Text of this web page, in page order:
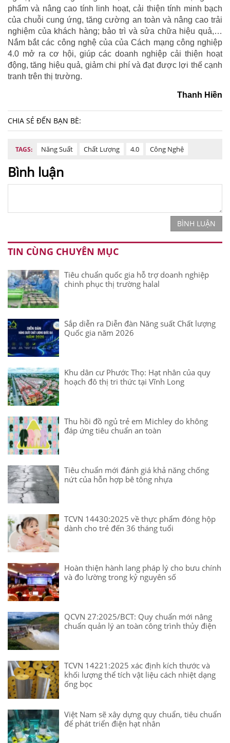
phẩm và nâng cao tính linh hoạt, cải thiện tính minh bạch
của chuỗi cung ứng, tăng cường an toàn và nâng cao trải
nghiệm của khách hàng; bảo trì và sửa chữa hiệu quả,…
Nắm bắt các công nghệ của của Cách mạng công nghiệp
4.0 mở ra cơ hội, giúp các doanh nghiệp cải thiện hoạt
động, tăng hiệu quả, giảm chi phí và đạt được lợi thế cạnh
tranh trên thị trường.
Thanh Hiền
CHIA SẺ ĐẾN BẠN BÈ:
TAGS: Năng Suất Chất Lượng 4.0 Công Nghệ
Bình luận
BÌNH LUẬN
TIN CÙNG CHUYÊN MỤC
Tiêu chuẩn quốc gia hỗ trợ doanh nghiệp
chinh phục thị trường halal
Sắp diễn ra Diễn đàn Năng suất Chất lượng
Quốc gia năm 2026
Khu dân cư Phước Thọ: Hạt nhân của quy
hoạch đô thị tri thức tại Vĩnh Long
Thu hồi đồ ngủ trẻ em Michley do không
đáp ứng tiêu chuẩn an toàn
Tiêu chuẩn mới đánh giá khả năng chống
nứt của hỗn hợp bê tông nhựa
TCVN 14430:2025 về thực phẩm đóng hộp
dành cho trẻ đến 36 tháng tuổi
Hoàn thiện hành lang pháp lý cho bưu chính
và đo lường trong kỷ nguyên số
QCVN 27:2025/BCT: Quy chuẩn mới nâng
chuẩn quản lý an toàn công trình thủy điện
TCVN 14221:2025 xác định kích thước và
khối lượng thể tích vật liệu cách nhiệt dạng
ống bọc
Việt Nam sẽ xây dựng quy chuẩn, tiêu chuẩn
để phát triển điện hạt nhân